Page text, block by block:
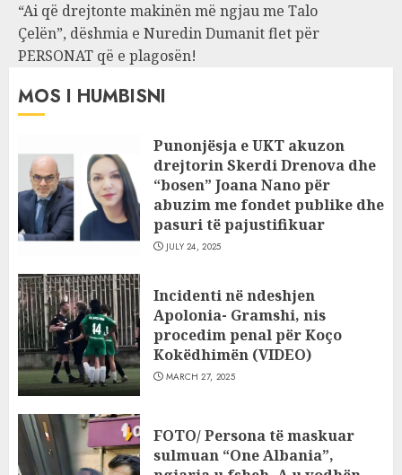
“Ai që drejtonte makinën më ngjau me Talo
Çelën”, dëshmia e Nuredin Dumanit flet për
PERSONAT që e plagosën!
MOS I HUMBISNI
Punonjësja e UKT akuzon
drejtorin Skerdi Drenova dhe
“bosen” Joana Nano për
abuzim me fondet publike dhe
pasuri të pajustifikuar
JULY 24, 2025
Incidenti në ndeshjen
Apolonia- Gramshi, nis
procedim penal për Koço
Kokëdhimën (VIDEO)
MARCH 27, 2025
FOTO/ Persona të maskuar
sulmuan “One Albania”,